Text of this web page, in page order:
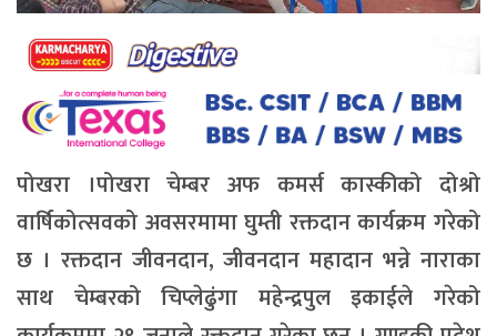
पोखरा ।पोखरा चेम्बर अफ कमर्स कास्कीको दोश्रो
वार्षिकोत्सवको अवसरमामा घुम्ती रक्तदान कार्यक्रम गरेको
छ । रक्तदान जीवनदान, जीवनदान महादान भन्ने नाराका
साथ चेम्बरको चिप्लेढुंगा महेन्द्रपुल इकाईले गरेको